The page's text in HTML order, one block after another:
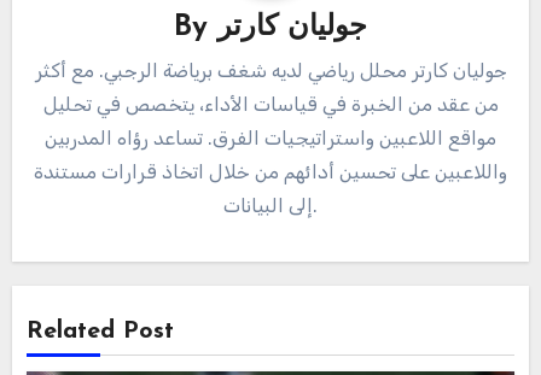
By جوليان كارتر
جوليان كارتر محلل رياضي لديه شغف برياضة الرجبي. مع أكثر
من عقد من الخبرة في قياسات الأداء، يتخصص في تحليل
مواقع اللاعبين واستراتيجيات الفرق. تساعد رؤاه المدربين
واللاعبين على تحسين أدائهم من خلال اتخاذ قرارات مستندة
إلى البيانات.
Related Post